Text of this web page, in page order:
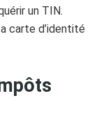
un TIN.
carte d’identité